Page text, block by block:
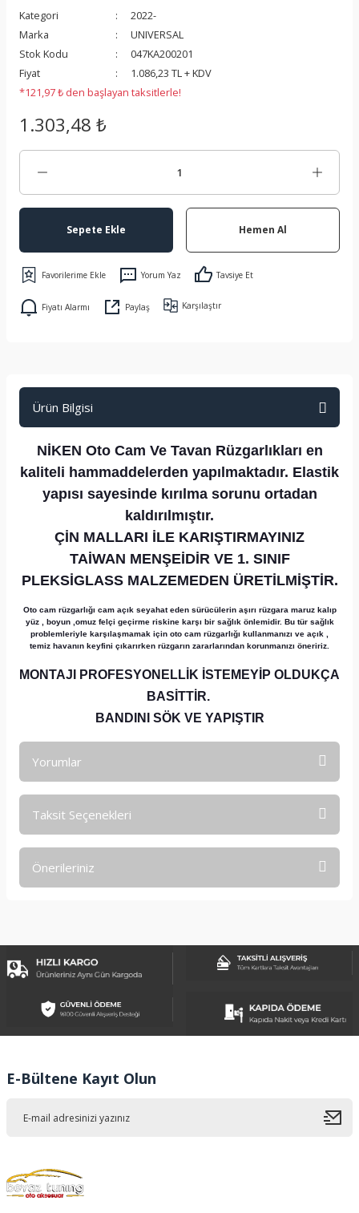
Kategori
2022-
Marka
UNIVERSAL
Stok Kodu
047KA200201
Fiyat
1.086,23 TL + KDV
*121,97 ₺ den başlayan taksitlerle!
1.303,48 ₺
Sepete Ekle Hemen Al
Yorum Yaz Tavsiye Et
Fiyatı Alarmı Paylaş Karşılaştır
Ürün Bilgisi
NİKEN Oto Cam Ve Tavan Rüzgarlıkları en
kaliteli hammaddelerden yapılmaktadır. Elastik
yapısı sayesinde kırılma sorunu ortadan
kaldırılmıştır.
ÇİN MALLARI İLE KARIŞTIRMAYINIZ
TAİWAN MENŞEİDİR VE 1. SINIF
PLEKSİGLASS MALZEMEDEN ÜRETİLMİŞTİR.
Oto cam rüzgarlığı cam açık seyahat eden sürücülerin aşırı rüzgara maruz kalıp
yüz , boyun ,omuz felçi geçirme riskine karşı bir sağlık önlemidir. Bu tür sağlık
problemleriyle karşılaşmamak için oto cam rüzgarlığı kullanmanızı ve açık ,
temiz havanın keyfini çıkarırken rüzgarın zararlarından korunmanızı öneririz.
MONTAJI PROFESYONELLİK İSTEMEYİP OLDUKÇA
BASİTTİR.
BANDINI SÖK VE YAPIŞTIR
Yorumlar
Taksit Seçenekleri
Önerileriniz
Görüş ve önerileriniz için teşekkür ederiz.
Ürün açıklamasında eksik bilgiler bulunuyor.
Ürün bilgilerinde hatalar bulunuyor.
Bu ürüne benzer farklı alternatifler olmalı.
E-Bültene Kayıt Olun